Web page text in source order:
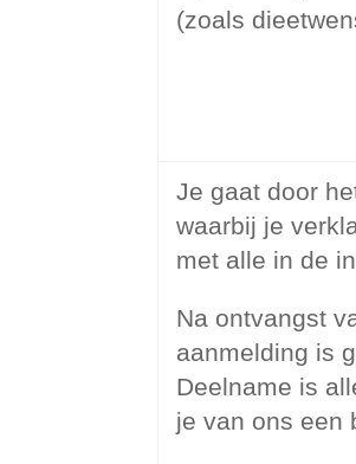
(zoals
Je gaat door
waarbij je
met alle in de
Na ontvangst
aanmelding is
Deelname is
je van ons een